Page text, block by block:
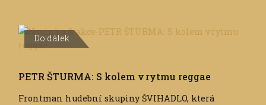
Do dálek
PETR ŠTURMA: S kolem v rytmu reggae
Frontman hudební skupiny ŠVIHADLO, která